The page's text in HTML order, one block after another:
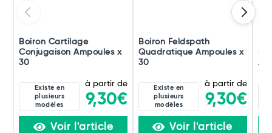
Boiron Cartilage
Conjugaison Ampoules x
30
Existe en
plusieurs
modèles
à partir de
9,30€
Voir l'article
Boiron Feldspath
Quadratique Ampoules x
30
Existe en
plusieurs
modèles
à partir de
9,30€
Voir l'article